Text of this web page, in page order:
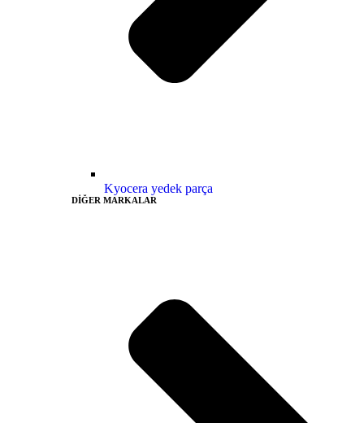
Kyocera yedek parça
DİĞER MARKALAR